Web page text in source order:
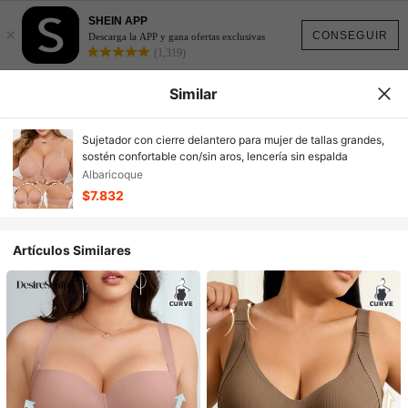
CONSEGUIR
×
SHEIN APP
Descarga la APP y gana ofertas exclusivas
(1,319)
Similar
Sujetador con cierre delantero para mujer de tallas grandes,
sostén confortable con/sin aros, lencería sin espalda
Albaricoque
$7.832
Artículos Similares